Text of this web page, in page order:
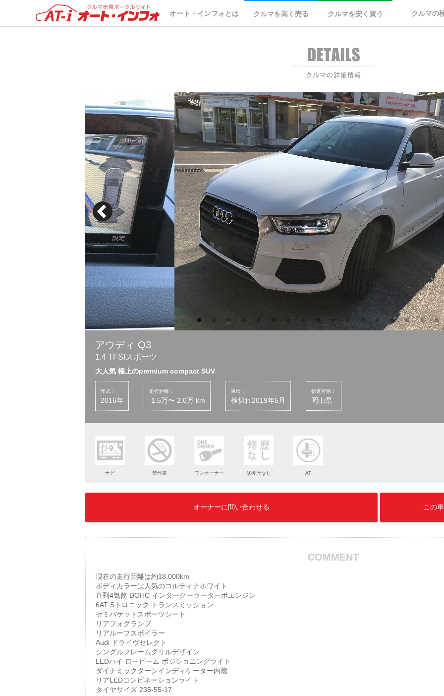
オート・インフォとは クルマを高く売る クルマを安く買う クルマの
アウディ Q3
1.4 TFSIスポーツ
大人気 極上のpremium compact SUV
年式：
2016年
走行距離：
1.5万〜 2.0万 km
車検：
検切れ2019年5月
都道府県：
岡山県
ナビ 禁煙車 ワンオーナー 修復歴なし AT
オーナーに問い合わせる この
COMMENT
現在の走行距離は約18,000km
ボディカラーは人気のコルティナホワイト
直列4気筒 DOHC インタークーラーターボエンジン
6AT Sトロニック トランスミッション
セミバケットスポーツシート
リアフォグランプ
リアルーフスポイラー
Audi ドライヴセレクト
シングルフレームグリルデザイン
LEDハイ ロービーム ポジショニングライト
ダイナミックターンインディケーター内蔵
リアLEDコンビネーションライト
タイヤサイズ 235-55-17